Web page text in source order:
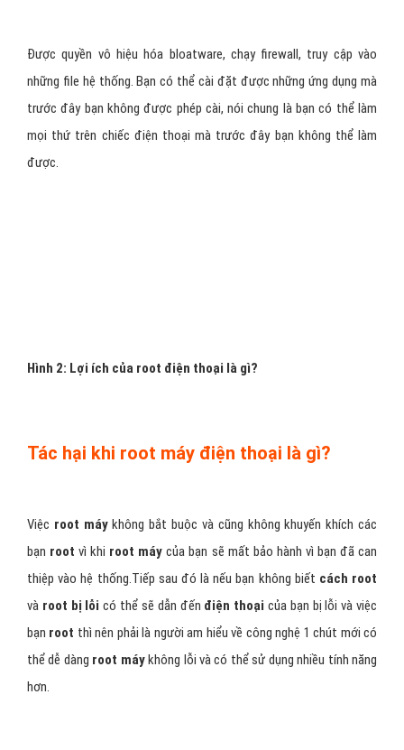
Được quyền vô hiệu hóa bloatware, chạy firewall, truy cập vào
những file hệ thống. Bạn có thể cài đặt được những ứng dụng mà
trước đây bạn không được phép cài, nói chung là bạn có thể làm
mọi thứ trên chiếc điện thoại mà trước đây bạn không thể làm
được.
Hình 2: Lợi ích của root điện thoại là gì?
Tác hại khi root máy điện thoại là gì?
Việc